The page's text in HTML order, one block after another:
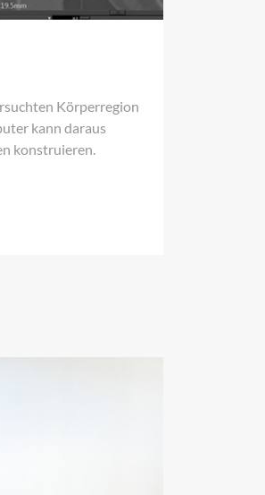
Körperregion
kann daraus
konstruieren.